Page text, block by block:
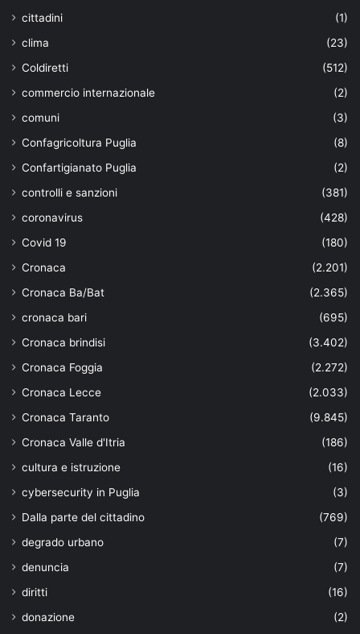
cittadini
(1)
clima
(23)
Coldiretti
(512)
commercio internazionale
(2)
comuni
(3)
Confagricoltura Puglia
(8)
Confartigianato Puglia
(2)
controlli e sanzioni
(381)
coronavirus
(428)
Covid 19
(180)
Cronaca
(2.201)
Cronaca Ba/Bat
(2.365)
cronaca bari
(695)
Cronaca brindisi
(3.402)
Cronaca Foggia
(2.272)
Cronaca Lecce
(2.033)
Cronaca Taranto
(9.845)
Cronaca Valle d'Itria
(186)
cultura e istruzione
(16)
cybersecurity in Puglia
(3)
Dalla parte del cittadino
(769)
degrado urbano
(7)
denuncia
(7)
diritti
(16)
donazione
(2)